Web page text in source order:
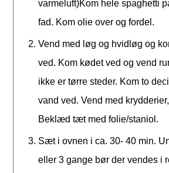
varmeluft)Kom hele spaghetti
fad. Kom olie over og fordel.
Vend med løg og hvidløg og
ved. Kom kødet ved og vend
ikke er tørre steder. Kom to
vand ved. Vend med
Beklæd tæt med folie/staniol.
Sæt i ovnen i ca. 30- 40 min.
eller 3 gange bør der vendes i